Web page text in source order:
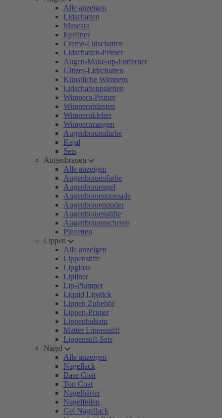
Alle anzeigen
Lidschatten
Mascara
Eyeliner
Creme-Lidschatten
Lidschatten-Primer
Augen-Make-up-Entferner
Glitzer-Lidschatten
Künstliche Wimpern
Lidschattenpaletten
Wimpern-Primer
Wimpernbürsten
Wimpernkleber
Wimpernzangen
Augenbrauenfarbe
Kajal
Sets
Augenbrauen
Alle anzeigen
Augenbrauenfarbe
Augenbrauengel
Augenbrauenpomade
Augenbrauenpuder
Augenbrauenstifte
Augenbrauenscheren
Pinzetten
Lippen
Alle anzeigen
Lippenstifte
Lipgloss
Lipliner
Lip-Plumper
Liquid Lipstick
Lippen Zubehör
Lippen-Primer
Lippenbalsam
Matter Lippenstift
Lippenstift-Sets
Nägel
Alle anzeigen
Nagellack
Base Coat
Top Coat
Nagelhärter
Nagelfeilen
Gel Nagellack